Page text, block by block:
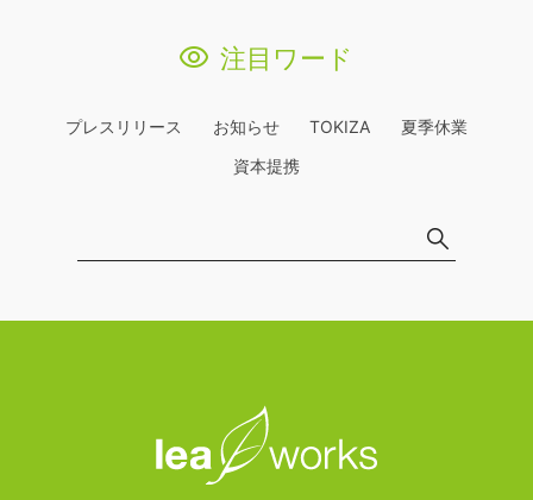
注目ワード
プレスリリース お知らせ TOKIZA
夏季休業
資本提携